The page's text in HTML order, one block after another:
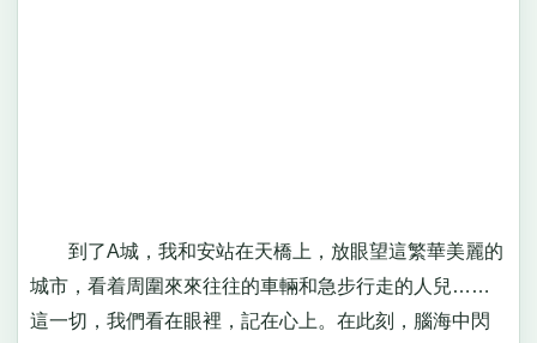
到了A城，我和安站在天橋上，放眼望這繁華美麗的
城市，看着周圍來來往往的車輛和急步行走的人兒……
這一切，我們看在眼裡，記在心上。在此刻，腦海中閃